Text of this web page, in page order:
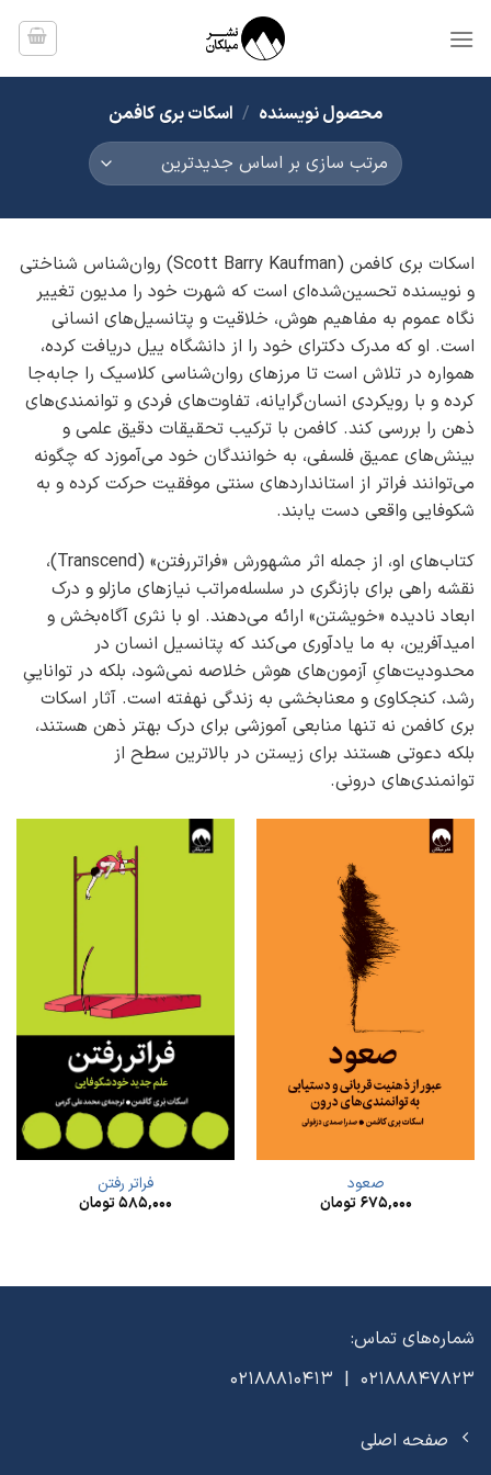
محصول نویسنده / اسکات بری کافمن
اسکات بری کافمن (Scott Barry Kaufman) روان‌شناس شناختی
و نویسنده تحسین‌شده‌ای است که شهرت خود را مدیون تغییر
نگاه عموم به مفاهیم هوش، خلاقیت و پتانسیل‌های انسانی
است. او که مدرک دکترای خود را از دانشگاه ییل دریافت کرده،
همواره در تلاش است تا مرزهای روان‌شناسی کلاسیک را جابه‌جا
کرده و با رویکردی انسان‌گرایانه، تفاوت‌های فردی و توانمندی‌های
ذهن را بررسی کند. کافمن با ترکیب تحقیقات دقیق علمی و
بینش‌های عمیق فلسفی، به خوانندگان خود می‌آموزد که چگونه
می‌توانند فراتر از استانداردهای سنتی موفقیت حرکت کرده و به
شکوفایی واقعی دست یابند.
کتاب‌های او، از جمله اثر مشهورش «فراتررفتن» (Transcend)،
نقشه راهی برای بازنگری در سلسله‌مراتب نیازهای مازلو و درک
ابعاد نادیده «خویشتن» ارائه می‌دهند. او با نثری آگاه‌بخش و
امیدآفرین، به ما یادآوری می‌کند که پتانسیل انسان در
محدودیت‌هایِ آزمون‌های هوش خلاصه نمی‌شود، بلکه در تواناییِ
رشد، کنجکاوی و معنابخشی به زندگی نهفته است. آثار اسکات
بری کافمن نه تنها منابعی آموزشی برای درک بهتر ذهن هستند،
بلکه دعوتی هستند برای زیستن در بالاترین سطح از
توانمندی‌های درونی.
صعود
۶۷۵,۰۰۰ تومان
فراتر رفتن
۵۸۵,۰۰۰تومان
شماره‌های تماس:
02188847823 | 02188810413
صفحه اصلی